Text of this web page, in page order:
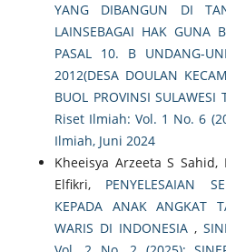
YANG DIBANGUN DI
LAINSEBAGAI HAK GUNA
PASAL 10. B UNDANG-
2012(DESA DOULAN
BUOL PROVINSI SULAWESI
Riset Ilmiah: Vol. 1 No. 6
Ilmiah, Juni 2024
Kheeisya Arzeeta S
Elfikri, PENYELESAIAN
KEPADA ANAK ANGKAT
WARIS DI INDONESIA ,